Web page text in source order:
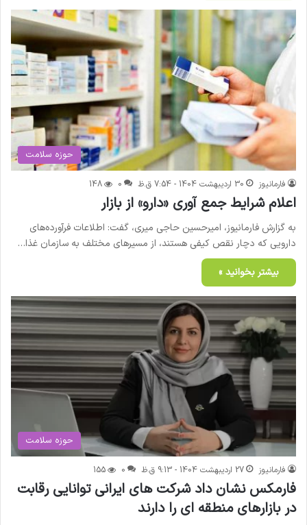
حوزه سلامت
فارمانیوز 30 اردیبهشت 1404 - 7:54 ق.ظ 0
148
اعلام شرایط جمع آوری «دارو» از بازار
به گزارش فارمانیوز، امیرحسین حاجی میری، گفت: اطلاعات فرآورده‌های
دارویی که دچار نقص کیفی هستند، از مسیرهای مختلف به سازمان غذا…
بیشتر بخوانید »
حوزه سلامت
فارمانیوز 27 اردیبهشت 1404 - 9:13 ق.ظ 0
155
فارمکس نشان داد شرکت های ایرانی توانایی رقابت
در بازارهای منطقه ای را دارند